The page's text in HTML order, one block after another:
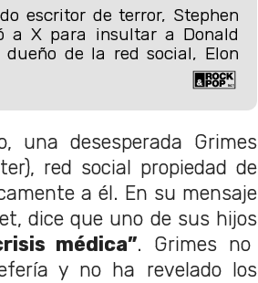
escritor de terror, Stephen
a X para insultar a Donald
dueño de la red social, Elon
una desesperada Grimes
red social propiedad de
a él. En su mensaje
dice que uno de sus hijos
médica”. Grimes no
y no ha revelado los